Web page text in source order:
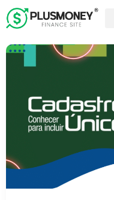
para
conteúdo